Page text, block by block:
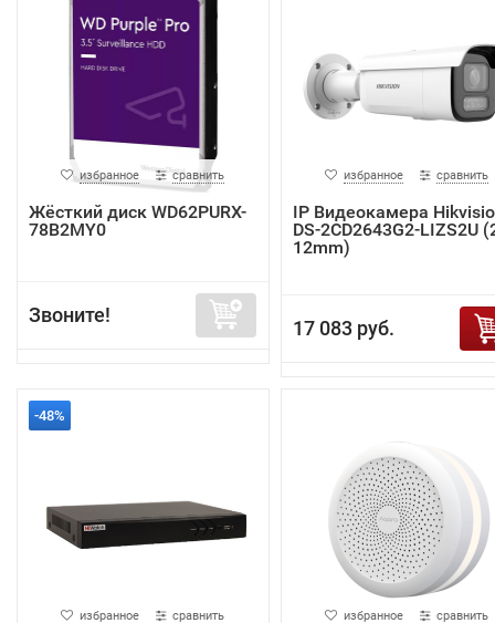
избранное сравнить
Жёсткий диск WD62PURX-
78B2MY0
Звоните!
избранное сравнить
IP Видеокамера
DS-2CD2643G2-LIZS2U
12mm)
17 083 руб.
-48%
избранное сравнить избранное сравнить